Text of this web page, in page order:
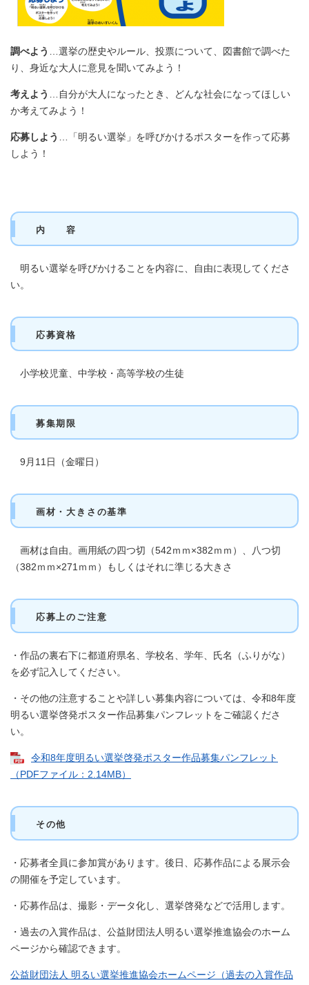
調べよう
…選挙の歴史やルール、投票について、図書館で調べた
り、身近な大人に意見を聞いてみよう！
考えよう
…自分が大人になったとき、どんな社会になってほしい
か考えてみよう！
応募しよう
…「明るい選挙」を呼びかけるポスターを作って応募
しよう！
内 容
明るい選挙を呼びかけることを内容に、自由に表現してくださ
い。
応募資格
小学校児童、中学校・高等学校の生徒
募集期限
9月11日（金曜日）
画材・大きさの基準
画材は自由。画用紙の四つ切（542ｍｍ×382ｍｍ）、八つ切
（382ｍｍ×271ｍｍ）もしくはそれに準じる大きさ
応募上のご注意
・作品の裏右下に都道府県名、学校名、学年、氏名（ふりがな）
を必ず記入してください。
・その他の注意することや詳しい募集内容については、令和8年度
明るい選挙啓発ポスター作品募集パンフレットをご確認くださ
い。
令和8年度明るい選挙啓発ポスター作品募集パンフレット
（PDFファイル：2.14MB）
その他
・応募者全員に参加賞があります。後日、応募作品による展示会
の開催を予定しています。
・応募作品は、撮影・データ化し、選挙啓発などで活用します。
・過去の入賞作品は、公益財団法人明るい選挙推進協会のホーム
ページから確認できます。
公益財団法人 明るい選挙推進協会ホームページ（過去の入賞作品